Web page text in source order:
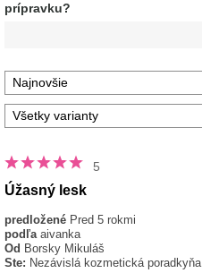
prípravku?
5
Úžasný lesk
predložené Pred 5 rokmi
podľa aivanka
Od Borsky Mikuláš
Ste: Nezávislá kozmetická poradkyňa